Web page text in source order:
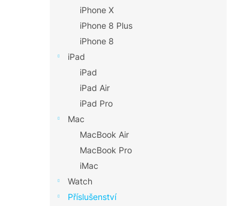
iPhone X
iPhone 8 Plus
iPhone 8
iPad
iPad
iPad Air
iPad Pro
Mac
MacBook Air
MacBook Pro
iMac
Watch
Příslušenství